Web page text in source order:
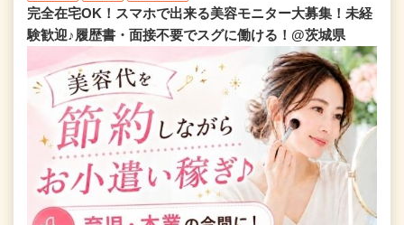
完全在宅OK！スマホで出来る美容モニター大募集！未経
験歓迎♪履歴書・面接不要でスグに働ける！@茨城県